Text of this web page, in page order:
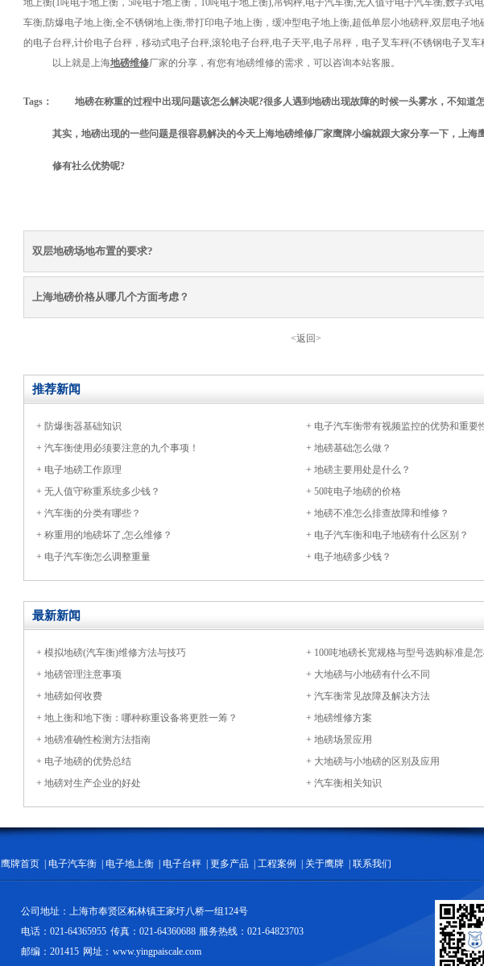
地上衡(1吨电子地上衡，5吨电子地上衡，10吨电子地上衡),吊钩秤,电子汽车衡,无人值守电子汽车衡,数字式
车衡,防爆电子地上衡,全不锈钢地上衡,带打印电子地上衡，缓冲型电子地上衡,超低单层小地磅秤,双层电子地
的电子台秤,计价电子台秤，移动式电子台秤,滚轮电子台秤,电子天平,电子吊秤，电子叉车秤(不锈钢电子叉车
以上就是上海地磅维修厂家的分享，有您有地磅维修的需求，可以咨询本站客服。
Tags： 地磅在称重的过程中出现问题该怎么解决呢?很多人遇到地磅出现故障的时候一头雾水，不知道怎
其实，地磅出现的一些问题是很容易解决的今天上海地磅维修厂家鹰牌小编就跟大家分享一下，上海
修有社么优势呢?
双层地磅场地布置的要求?
上海地磅价格从哪几个方面考虑？
<返回>
推荐新闻
+ 防爆衡器基础知识 + 电子汽车衡带有视频监控的优势和重要
+ 汽车衡使用必须要注意的九个事项！ + 地磅基础怎么做？
+ 电子地磅工作原理 + 地磅主要用处是什么？
+ 无人值守称重系统多少钱？ + 50吨电子地磅的价格
+ 汽车衡的分类有哪些？ + 地磅不准怎么排查故障和维修？
+ 称重用的地磅坏了,怎么维修？ + 电子汽车衡和电子地磅有什么区别？
+ 电子汽车衡怎么调整重量 + 电子地磅多少钱？
最新新闻
+ 模拟地磅(汽车衡)维修方法与技巧 + 100吨地磅长宽规格与型号选购标准是怎
+ 地磅管理注意事项 + 大地磅与小地磅有什么不同
+ 地磅如何收费 + 汽车衡常见故障及解决方法
+ 地上衡和地下衡：哪种称重设备将更胜一筹？ + 地磅维修方案
+ 地磅准确性检测方法指南 + 地磅场景应用
+ 电子地磅的优势总结 + 大地磅与小地磅的区别及应用
+ 地磅对生产企业的好处 + 汽车衡相关知识
鹰牌首页| 电子汽车衡| 电子地上衡| 电子台秤| 更多产品| 工程案例 关于鹰牌| 联系我们
公司地址：上海市奉贤区柘林镇王家圩八桥一组124号
电话：021-64365955 传真：021-64360688 服务热线：021-64823703
邮编：201415 网址： www.yingpaiscale.com